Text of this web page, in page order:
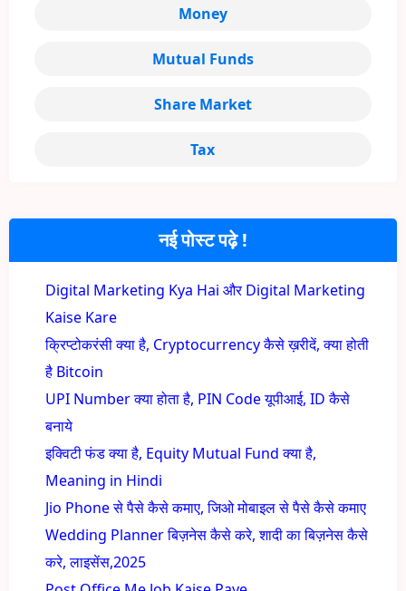
नई पोस्ट पढ़े !
Digital Marketing Kya Hai और Digital Marketing
Kaise Kare
क्रिप्टोकरंसी क्या है, Cryptocurrency कैसे ख़रीदें, क्या होती
है Bitcoin
UPI Number क्या होता है, PIN Code यूपीआई, ID कैसे
बनाये
इक्विटी फंड क्या है, Equity Mutual Fund क्या है,
Meaning in Hindi
Jio Phone से पैसे कैसे कमाए, जिओ मोबाइल से पैसे कैसे कमाए
Wedding Planner बिज़नेस कैसे करे, शादी का बिज़नेस कैसे
करे, लाइसेंस,2025
Money
Mutual Funds
Share Market
Tax